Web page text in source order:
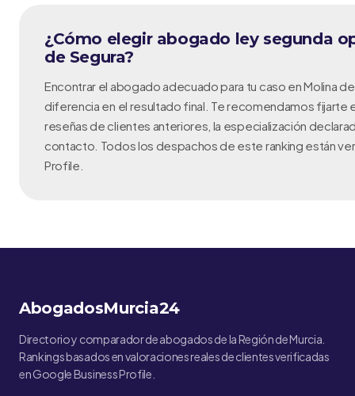
¿Cómo elegir abogado ley segunda
de Segura?
Encontrar el abogado adecuado para tu caso en Molina
diferencia en el resultado final. Te recomendamos fijarte
reseñas de clientes anteriores, la especialización
contacto. Todos los despachos de este ranking están
Profile.
AbogadosMurcia24
Directorio y comparador de abogados de la Región de Murcia.
Rankings basados en valoraciones reales de clientes verificadas
en Google Business Profile.